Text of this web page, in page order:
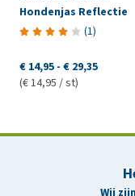
Hondenjas Reflectie
(1)
€ 14,95 - € 29,35
(€ 14,95 / st)
Wij